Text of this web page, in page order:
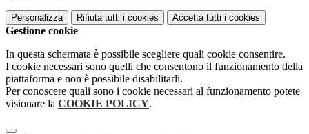
Personalizza Rifiuta tutti i cookies Accetta tutti i cookies
Gestione cookie
In questa schermata è possibile scegliere quali cookie consentire.
I cookie necessari sono quelli che consentono il funzionamento della
piattaforma e non è possibile disabilitarli.
Per conoscere quali sono i cookie necessari al funzionamento potete
visionare la COOKIE POLICY.